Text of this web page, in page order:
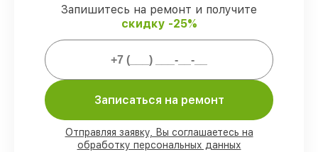
видения Infratech предоставляется
гарантия до 3-х лет.
Мы гарантируем:
заказов по ремонту проводятся с
возможностью присутствия владельца
90%деталей Infratech имеются в
наличии в Ростове-на-Дону, остальные
Запишитесь на ремонт и получите
скидку -25%
Записаться на ремонт
Отправляя заявку, Вы соглашаетесь на
обработку персональных данных